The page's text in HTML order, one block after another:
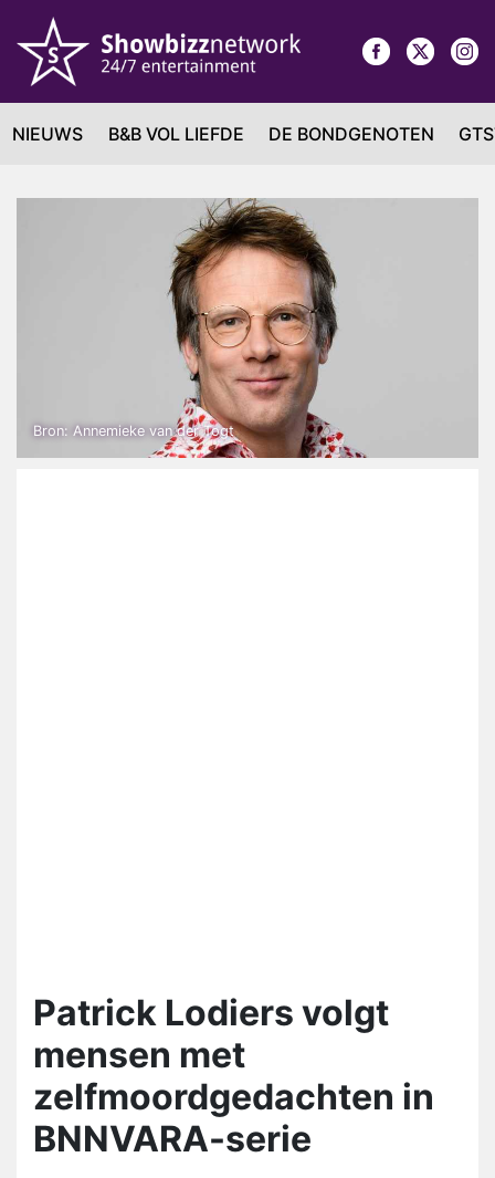
NIEUWS B&B VOL LIEFDE DE BONDGENOTEN
Bron: Annemieke van der Togt
Patrick Lodiers volgt
mensen met
zelfmoordgedachten in
BNNVARA-serie